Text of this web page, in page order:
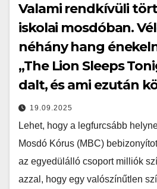
Valami rendkívüli
iskolai mosdóban.
néhány hang
„The Lion Sleeps
dalt, és ami ezután
sokkal több volt, mint
rögtönzött dallam. A
réteges harmóniák
koncertteremmé
mosdót… Nézd meg
19.09.2025
Lehet, hogy a legfurcsább
Mosdó Kórus (MBC)
az egyedülálló csoport milliók
azzal, hogy egy valószínűtlen